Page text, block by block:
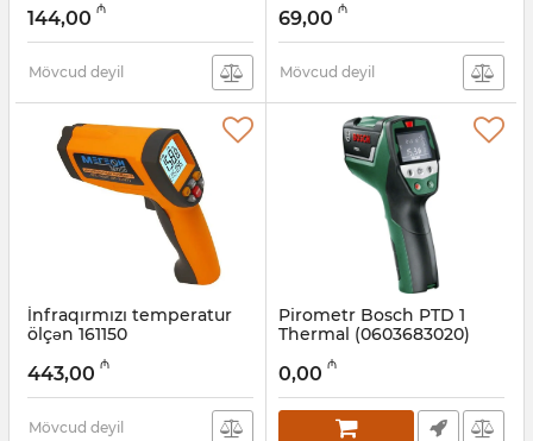
Artikul: 003001313
144,00 ₼
Mövcud deyil
Artikul: 003001307
69,00 ₼
Mövcud deyil
İnfraqırmızı temperatur
ölçən 161150
Artikul: 003001301
443,00 ₼
Mövcud deyil
Pirometr Bosch PTD 1
Thermal (0603683020)
017026180
0,00 ₼